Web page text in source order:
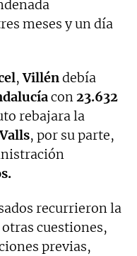
meses y un día
,Villéndebía
con23.632
rebajara la
Valls, por su parte,
recurrieron la
cuestiones,
previas,